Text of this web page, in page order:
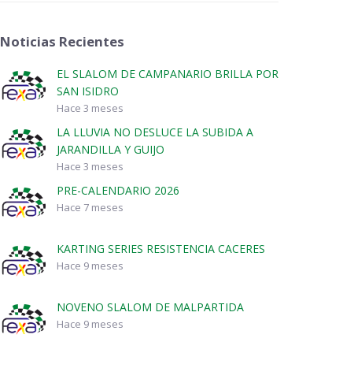
Noticias Recientes
EL SLALOM DE CAMPANARIO BRILLA POR
SAN ISIDRO
Hace 3 meses
LA LLUVIA NO DESLUCE LA SUBIDA A
JARANDILLA Y GUIJO
Hace 3 meses
PRE-CALENDARIO 2026
Hace 7 meses
KARTING SERIES RESISTENCIA CACERES
Hace 9 meses
NOVENO SLALOM DE MALPARTIDA
Hace 9 meses